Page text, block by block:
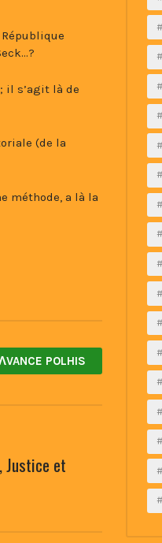
il s’agit là de
(de la
méthode, a là la
POLHIS
Justice et